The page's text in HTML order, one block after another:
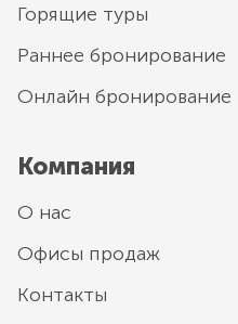
Горящие туры
Раннее бронирование
Онлайн бронирование
Компания
О нас
Офисы продаж
Контакты